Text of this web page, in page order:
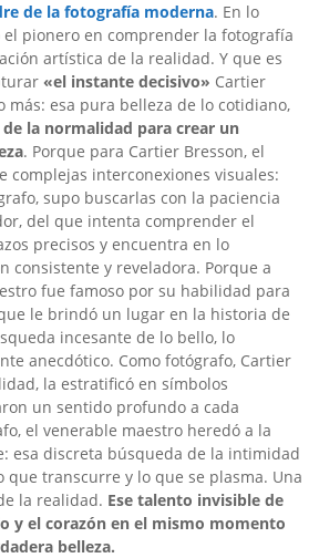
de la fotografía moderna. En lo
pionero en comprender la fotografía
artística de la realidad. Y que es
«el instante decisivo» Cartier
más: esa pura belleza de lo cotidiano,
la normalidad para crear un
. Porque para Cartier Bresson, el
complejas interconexiones visuales:
supo buscarlas con la paciencia
del que intenta comprender el
precisos y encuentra en lo
consistente y reveladora. Porque a
fue famoso por su habilidad para
le brindó un lugar en la historia de
incesante de lo bello, lo
anecdótico. Como fotógrafo, Cartier
la estratificó en símbolos
un sentido profundo a cada
el venerable maestro heredó a la
esa discreta búsqueda de la intimidad
que transcurre y lo que se plasma. Una
la realidad. Ese talento invisible de
y el corazón en el mismo momento
belleza.